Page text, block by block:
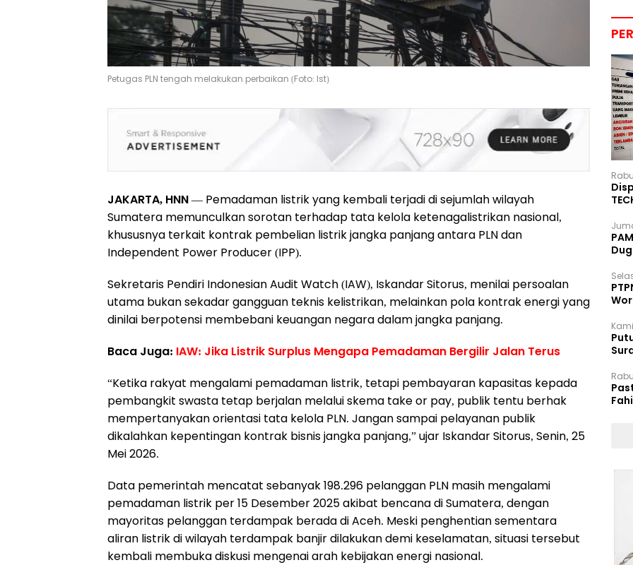
Petugas PLN tengah melakukan perbaikan (Foto: Ist)
JAKARTA, HNN— Pemadaman listrik yang kembali terjadi di sejumlah wilayah
Sumatera memunculkan sorotan terhadap tata kelola ketenagalistrikan nasional,
khususnya terkait kontrak pembelian listrik jangka panjang antara PLN dan
Independent Power Producer (IPP).
Sekretaris Pendiri Indonesian Audit Watch (IAW), Iskandar Sitorus, menilai persoalan
utama bukan sekadar gangguan teknis kelistrikan, melainkan pola kontrak energi yang
dinilai berpotensi membebani keuangan negara dalam jangka panjang.
Baca Juga: IAW: Jika Listrik Surplus Mengapa Pemadaman Bergilir Jalan Terus
“Ketika rakyat mengalami pemadaman listrik, tetapi pembayaran kapasitas kepada
pembangkit swasta tetap berjalan melalui skema take or pay, publik tentu berhak
mempertanyakan orientasi tata kelola PLN. Jangan sampai pelayanan publik
dikalahkan kepentingan kontrak bisnis jangka panjang,” ujar Iskandar Sitorus, Senin, 25
Mei 2026.
Data pemerintah mencatat sebanyak 198.296 pelanggan PLN masih mengalami
pemadaman listrik per 15 Desember 2025 akibat bencana di Sumatera, dengan
mayoritas pelanggan terdampak berada di Aceh. Meski penghentian sementara
aliran listrik di wilayah terdampak banjir dilakukan demi keselamatan, situasi tersebut
kembali membuka diskusi mengenai arah kebijakan energi nasional.